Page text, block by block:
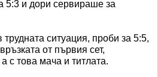
5:3 и дори сервираше за
ситуация, проби за 5:5,
от първия сет,
с това мача и титлата.